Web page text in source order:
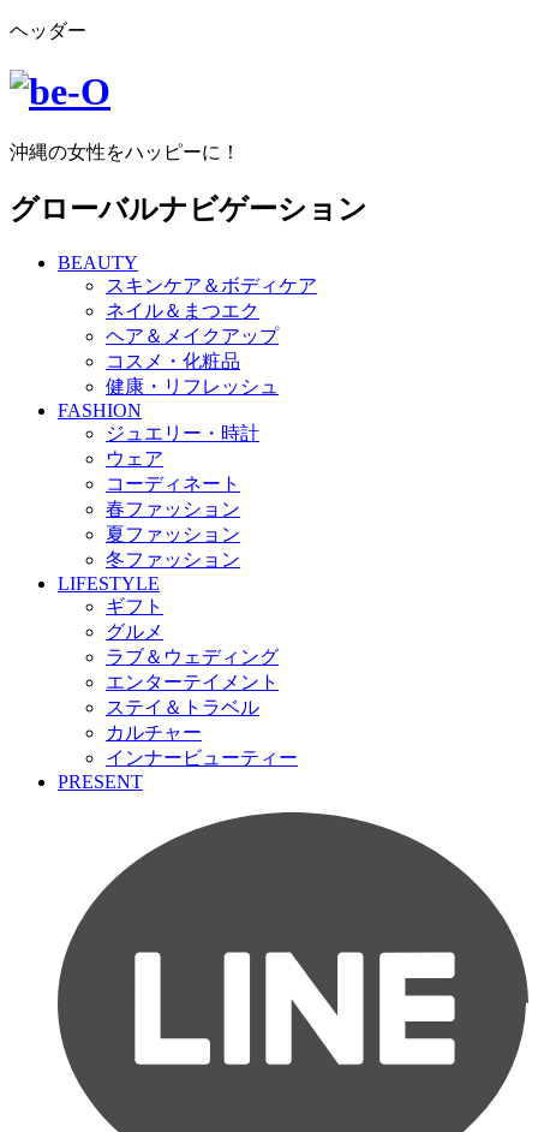
ヘッダー
沖縄の女性をハッピーに！
グローバルナビゲーション
BEAUTY
スキンケア＆ボディケア
ネイル＆まつエク
ヘア＆メイクアップ
コスメ・化粧品
健康・リフレッシュ
FASHION
ジュエリー・時計
ウェア
コーディネート
春ファッション
夏ファッション
冬ファッション
LIFESTYLE
ギフト
グルメ
ラブ＆ウェディング
エンターテイメント
ステイ＆トラベル
カルチャー
インナービューティー
PRESENT